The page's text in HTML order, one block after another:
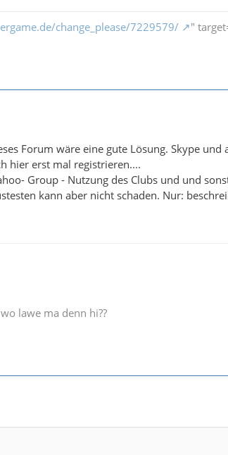
change_please/7229579/ "
Forum wäre eine gute Lösung. Skype
hier erst mal registrieren....
Group - Nutzung des Clubs und und
kann aber nicht schaden. Nur:
lawe ma denn hi??